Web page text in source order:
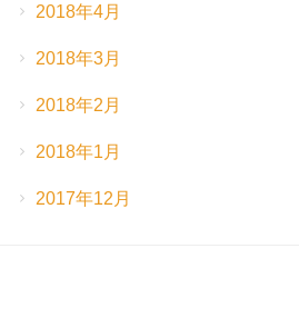
2018年4月
2018年3月
2018年2月
2018年1月
2017年12月